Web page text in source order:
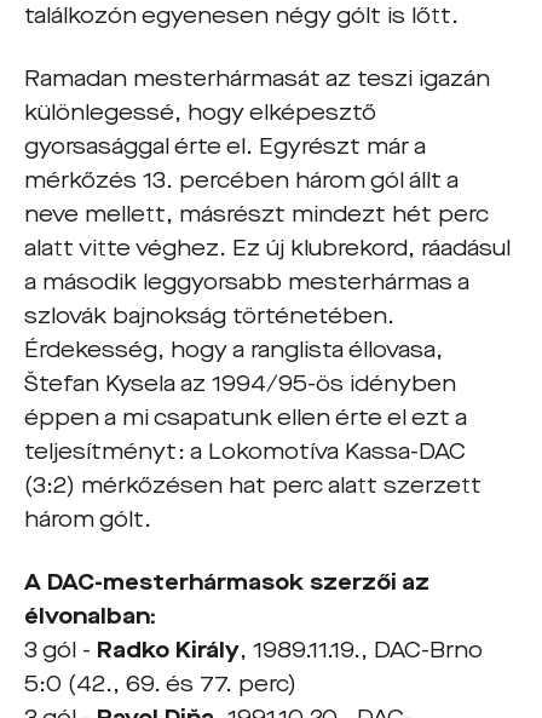
találkozón egyenesen négy gólt is lőtt.
Ramadan mesterhármasát az teszi igazán
különlegessé, hogy elképesztő
gyorsasággal érte el. Egyrészt már a
mérkőzés 13. percében három gól állt a
neve mellett, másrészt mindezt hét perc
alatt vitte véghez. Ez új klubrekord, ráadásul
a második leggyorsabb mesterhármas a
szlovák bajnokság történetében.
Érdekesség, hogy a ranglista éllovasa,
Štefan Kysela az 1994/95-ös idényben
éppen a mi csapatunk ellen érte el ezt a
teljesítményt: a Lokomotíva Kassa-DAC
(3:2) mérkőzésen hat perc alatt szerzett
három gólt.
A DAC-mesterhármasok szerzői az
élvonalban:
3 gól - Radko Király, 1989.11.19., DAC-Brno
5:0 (42., 69. és 77. perc)